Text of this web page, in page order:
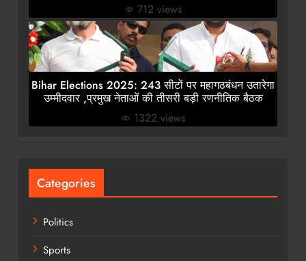
712 views
Bihar Elections 2025: 243 सीटों पर महागठबंधन उतारेगा
उम्मीदवार ,प्रमुख नेताओं की तीसरी बड़ी रणनीतिक बैठक
1322 views
Categories
Politics
Sports